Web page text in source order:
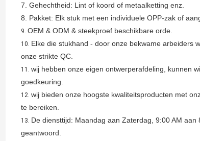
7. Gehechtheid: Lint of koord of metaalketting enz.
8. Pakket: Elk stuk met een individuele OPP-zak of
9. OEM & ODM & steekproef beschikbare orde.
10. Elke die stukhand - door onze bekwame arbeiders
onze strikte QC.
11. wij hebben onze eigen ontwerperafdeling, kunnen
goedkeuring.
12. wij bieden onze hoogste kwaliteitsproducten met
te bereiken.
13. De diensttijd: Maandag aan Zaterdag, 9:00 AM
geantwoord.